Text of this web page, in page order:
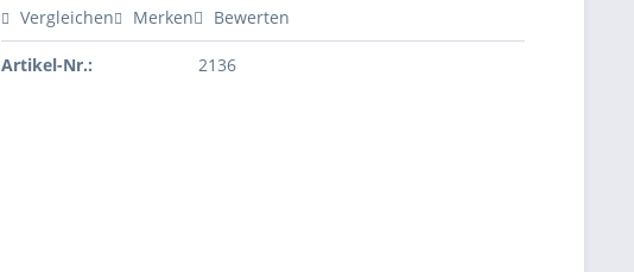
Vergleichen Merken Bewerten
Artikel-Nr.: 2136